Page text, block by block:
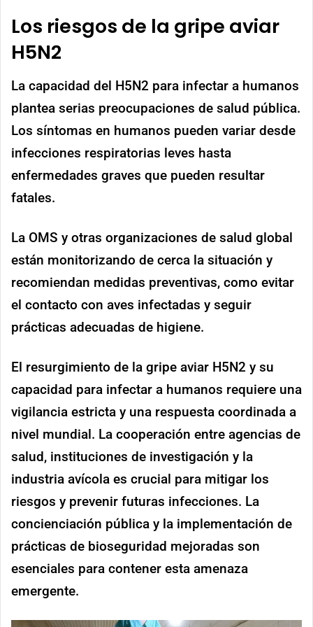
Los riesgos de la gripe aviar
H5N2
La capacidad del H5N2 para infectar a humanos
plantea serias preocupaciones de salud pública.
Los síntomas en humanos pueden variar desde
infecciones respiratorias leves hasta
enfermedades graves que pueden resultar
fatales.
La OMS y otras organizaciones de salud global
están monitorizando de cerca la situación y
recomiendan medidas preventivas, como evitar
el contacto con aves infectadas y seguir
prácticas adecuadas de higiene.
El resurgimiento de la gripe aviar H5N2 y su
capacidad para infectar a humanos requiere una
vigilancia estricta y una respuesta coordinada a
nivel mundial. La cooperación entre agencias de
salud, instituciones de investigación y la
industria avícola es crucial para mitigar los
riesgos y prevenir futuras infecciones. La
concienciación pública y la implementación de
prácticas de bioseguridad mejoradas son
esenciales para contener esta amenaza
emergente.